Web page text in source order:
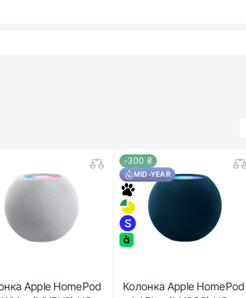
Apple HomePod
-300 ₴
MID-YEAR
Колонка Apple HomePod